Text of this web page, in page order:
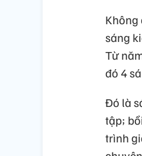
Không
sáng
Từ
đó 4
Đó là
tập;
trình